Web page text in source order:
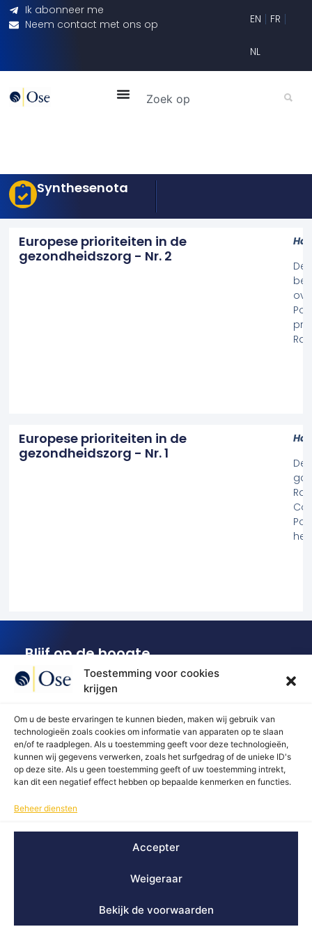
Toestemming voor cookies
krijgen
Om u de beste ervaringen te kunnen bieden, maken wij gebruik van
technologieën zoals cookies om informatie van apparaten op te slaan
en/of te raadplegen. Als u toestemming geeft voor deze technologieën,
kunnen wij gegevens verwerken, zoals het surfgedrag of de unieke ID's
op deze site. Als u geen toestemming geeft of uw toestemming intrekt,
kan dit een negatief effect hebben op bepaalde kenmerken en functies.
Beheer diensten
Accepter
Weigeraar
Bekijk de voorwaarden
Ik abonneer me
Neem contact met ons op
EN FR
NL
Synthesenota
Europese prioriteiten in de
gezondheidszorg - Nr. 2
Europese prioriteiten in de
gezondheidszorg - Nr. 1
Blijf op de hoogte
Ontvang onze driemaandelijkse
informatiebladen en halfjaarlijkse
synthesenota's in je inbox.
Ik abonneer me
Met de steun van
Privacybeleid
© 2026 OSE Europees Sociaal Waarnemingscentrum
(Franstalig)
Webdesign door - Filipe Delgado @